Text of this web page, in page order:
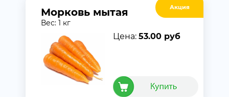
Акция
Морковь мытая
Вес: 1 кг
Цена: 53.00 руб